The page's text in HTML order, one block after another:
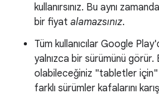
kullanırsınız. Bu aynı
bir fiyat alamazsınız.
Tüm kullanıcılar Google
yalnızca bir sürümünü görür.
olabileceğiniz "tabletler
farklı sürümler kafalarını